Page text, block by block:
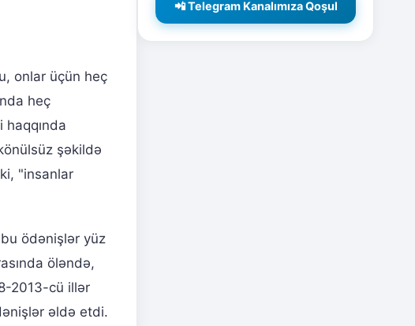
onlar üçün heç
heç
haqqında
şəkildə
"insanlar
ödənişlər yüz
öləndə,
2013-cü illər
əldə etdi.
📲 Telegram Kanalımıza Qoşul